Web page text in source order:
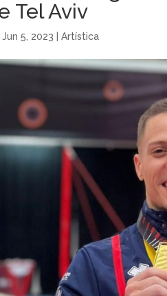
Tel Aviv
|Jun 5, 2023 |Artística